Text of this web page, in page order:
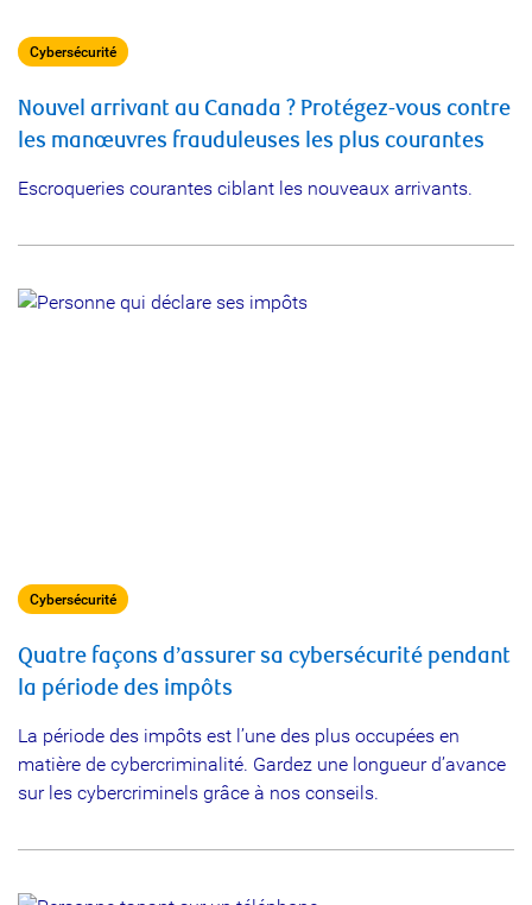
Cybersécurité
Nouvel arrivant au Canada ? Protégez-vous contre
les manœuvres frauduleuses les plus courantes
Escroqueries courantes ciblant les nouveaux arrivants.
Cybersécurité
Quatre façons d’assurer sa cybersécurité pendant
la période des impôts
La période des impôts est l’une des plus occupées en
matière de cybercriminalité. Gardez une longueur d’avance
sur les cybercriminels grâce à nos conseils.